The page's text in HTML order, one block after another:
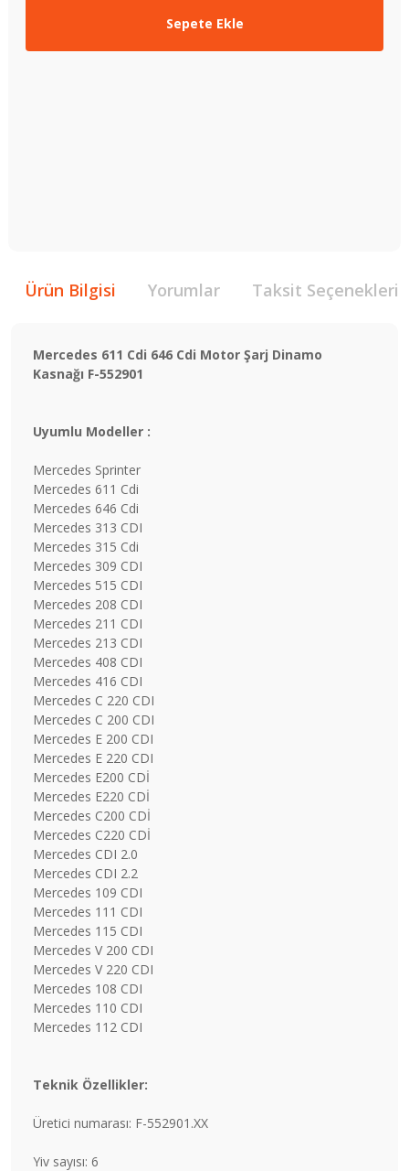
Sepete Ekle
Ürün Bilgisi Yorumlar Taksit Seçenekleri
Mercedes 611 Cdi 646 Cdi Motor Şarj Dinamo
Kasnağı F-552901
Uyumlu Modeller :
Mercedes Sprinter
Mercedes 611 Cdi
Mercedes 646 Cdi
Mercedes 313 CDI
Mercedes 315 Cdi
Mercedes 309 CDI
Mercedes 515 CDI
Mercedes 208 CDI
Mercedes 211 CDI
Mercedes 213 CDI
Mercedes 408 CDI
Mercedes 416 CDI
Mercedes C 220 CDI
Mercedes C 200 CDI
Mercedes E 200 CDI
Mercedes E 220 CDI
Mercedes E200 CDİ
Mercedes E220 CDİ
Mercedes C200 CDİ
Mercedes C220 CDİ
Mercedes CDI 2.0
Mercedes CDI 2.2
Mercedes 109 CDI
Mercedes 111 CDI
Mercedes 115 CDI
Mercedes V 200 CDI
Mercedes V 220 CDI
Mercedes 108 CDI
Mercedes 110 CDI
Mercedes 112 CDI
Teknik Özellikler:
Üretici numarası: F-552901.XX
Yiv sayısı: 6